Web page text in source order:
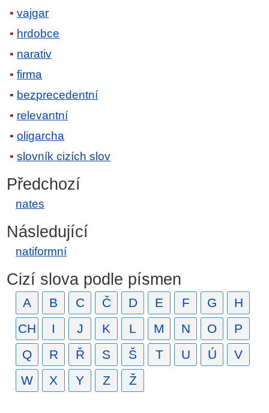
vajgar
hrdobce
narativ
firma
bezprecedentní
relevantní
oligarcha
slovník cizích slov
Předchozí
nates
Následující
natiformní
Cizí slova podle písmen
A B C Č D E F G
H
CH
I J K L M N O
P
Q
R Ř S Š T U Ú
V
W
X Y Z Ž